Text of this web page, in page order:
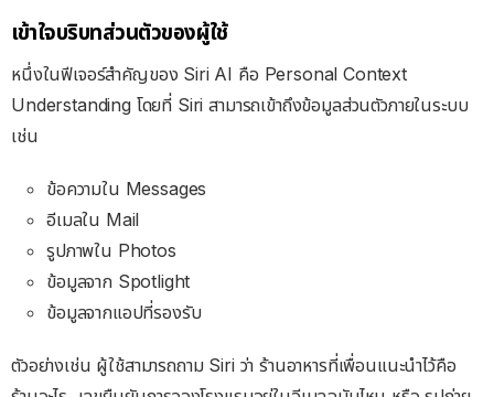
เข้าใจบริบทส่วนตัวของผู้ใช้
หนึ่งในฟีเจอร์สำคัญของ Siri AI คือ Personal Context
Understanding โดยที่ Siri สามารถเข้าถึงข้อมูลส่วนตัวภายในระบบ
เช่น
ข้อความใน Messages
อีเมลใน Mail
รูปภาพใน Photos
ข้อมูลจาก Spotlight
ข้อมูลจากแอปที่รองรับ
ตัวอย่างเช่น ผู้ใช้สามารถถาม Siri ว่าร้านอาหารที่เพื่อนแนะนำไว้คือ